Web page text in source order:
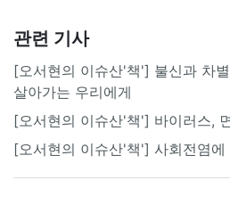
관련 기사
[오서현의 이슈산'책'] 불신과 차
살아가는 우리에게
[오서현의 이슈산'책'] 바이러스,
[오서현의 이슈산'책'] 사회전염